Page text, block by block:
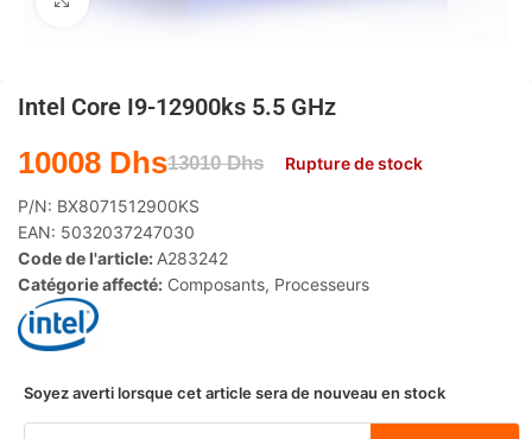
Intel Core I9-12900ks 5.5 GHz
13010Dhs
10008 Dhs Rupture de stock
P/N: BX8071512900KS
EAN: 5032037247030
Code de l'article: A283242
Catégorie affecté: Composants, Processeurs
Soyez averti lorsque cet article sera de nouveau en stock